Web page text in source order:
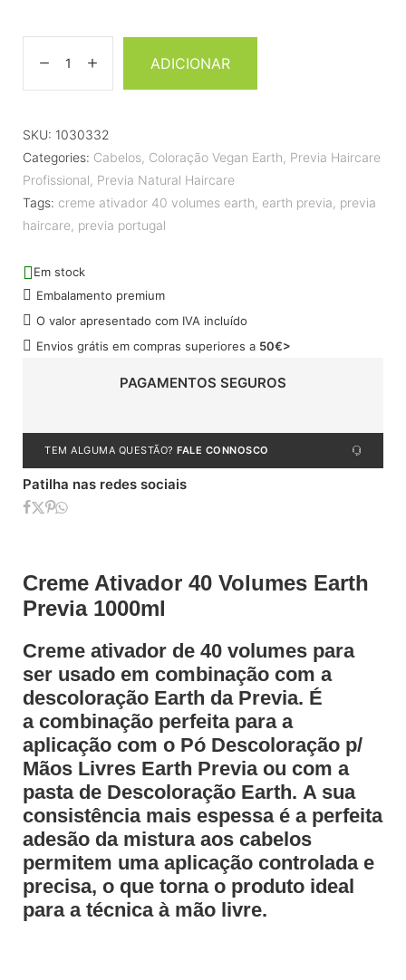
ADICIONAR
SKU: 1030332
Categories: Cabelos, Coloração Vegan Earth, Previa Haircare
Profissional, Previa Natural Haircare
Tags: creme ativador 40 volumes earth, earth previa, previa
haircare, previa portugal
Em stock
Embalamento premium
O valor apresentado com IVA incluído
Envios grátis em compras superiores a 50€>
PAGAMENTOS SEGUROS
TEM ALGUMA QUESTÃO? FALE CONNOSCO
Patilha nas redes sociais
Creme Ativador 40 Volumes Earth
Previa 1000ml
Creme ativador de 40 volumes para
ser usado em combinação com a
descoloração Earth da Previa. É
a combinação perfeita para a
aplicação com o Pó Descoloração p/
Mãos Livres Earth Previa ou com a
pasta de Descoloração Earth. A sua
consistência mais espessa é a perfeita
adesão da mistura aos cabelos
permitem uma aplicação controlada e
precisa, o que torna o produto ideal
para a técnica à mão livre.